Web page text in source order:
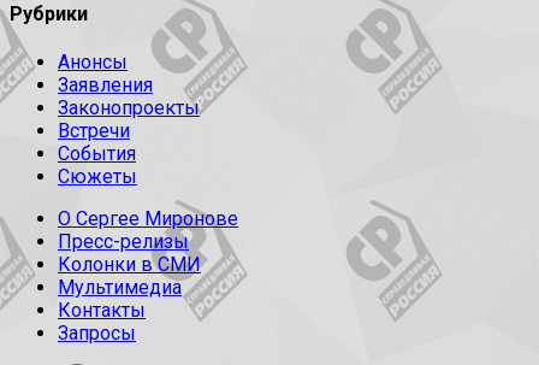
Рубрики
Анонсы
Заявления
Законопроекты
Встречи
События
Сюжеты
О Сергее Миронове
Пресс-релизы
Колонки в СМИ
Мультимедиа
Контакты
Запросы